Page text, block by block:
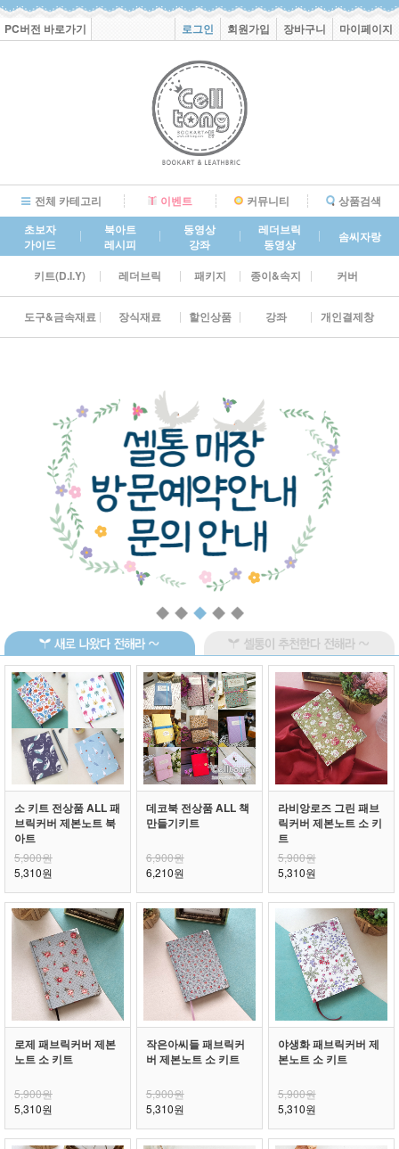
PC버전 바로가기 로그인 회원가입 장바구니 마이페이지
전체 카테고리 이벤트 커뮤니티
상품검색
초보자
가이드
북아트
레시피
동영상
강좌
레더브릭
동영상
솜씨자랑
키트(D.I.Y) 레더브릭 패키지 종이&속지 커버
도구&금속재료 장식재료 할인상품 강좌 개인결제창
소 키트 전상품 ALL 패
브릭커버 제본노트 북
아트
5,900원
5,310원
데코북 전상품 ALL 책
만들기키트
6,900원
6,210원
라비앙로즈 그린 패브
릭커버 제본노트 소 키
트
5,900원
5,310원
로제 패브릭커버 제본
노트 소 키트
5,900원
5,310원
작은아씨들 패브릭커
버 제본노트 소 키트
5,900원
5,310원
야생화 패브릭커버 제
본노트 소 키트
5,900원
5,310원